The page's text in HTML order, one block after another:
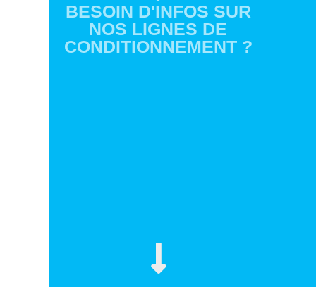
BESOIN D'INFOS SUR
NOS LIGNES DE
CONDITIONNEMENT ?